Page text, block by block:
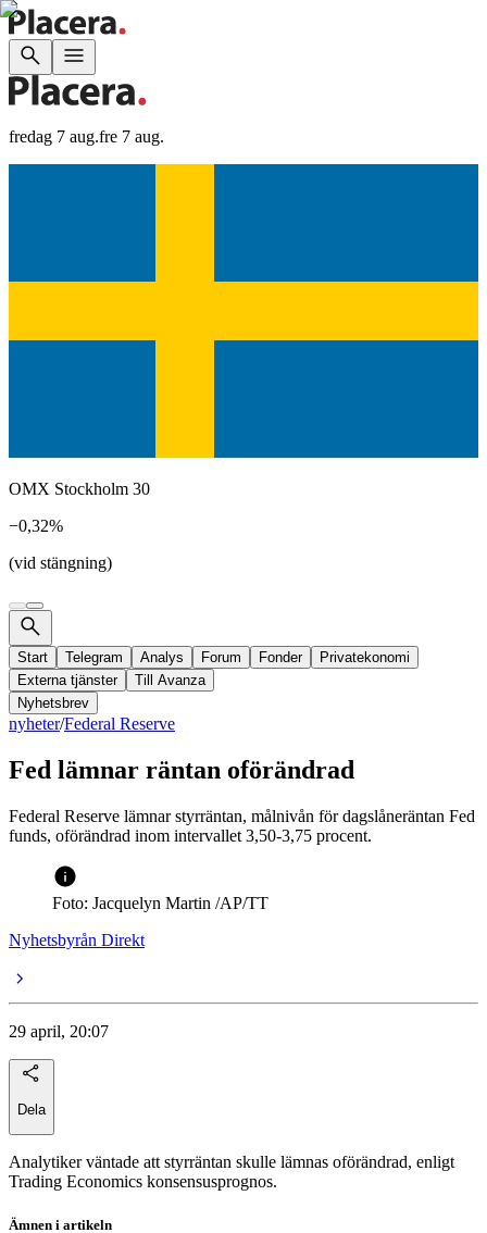
fredag 7 aug.fre 7 aug.
OMX Stockholm 30
−0,32%
(vid stängning)
Start Telegram Analys Forum Fonder
Privatekonomi
Externa tjänster
Till Avanza
Nyhetsbrev
nyheter/Federal Reserve
Fed lämnar räntan oförändrad
Federal Reserve lämnar styrräntan, målnivån för dagslåneräntan Fed
funds, oförändrad inom intervallet 3,50-3,75 procent.
Foto: Jacquelyn Martin /AP/TT
Nyhetsbyrån Direkt
29 april, 20:07
Dela
Analytiker väntade att styrräntan skulle lämnas oförändrad, enligt
Trading Economics konsensusprognos.
Ämnen i artikeln